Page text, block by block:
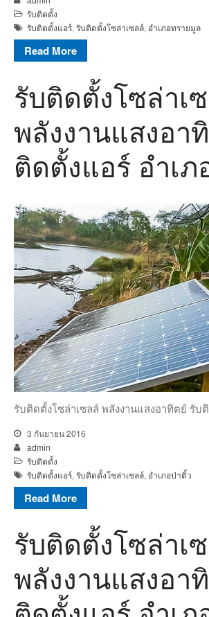
รับติดตั้ง
รับติดตั้งแอร์, รับติดตั้งโซล่าเซลล์, อำเภอทรายมูล
Read More
รับติดตั้งโซล่าเ
พลังงานแสงอา
ติดตั้งแอร์ อำเภ
รับติดตั้งโซล่าเซลล์ พลังงานแสงอาทิตย์ รั
3 กันยายน 2016
admin
รับติดตั้ง
รับติดตั้งแอร์, รับติดตั้งโซล่าเซลล์, อำเภอป่าติ้ว
Read More
รับติดตั้งโซล่าเ
พลังงานแสงอา